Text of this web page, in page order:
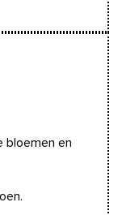
bloemen en